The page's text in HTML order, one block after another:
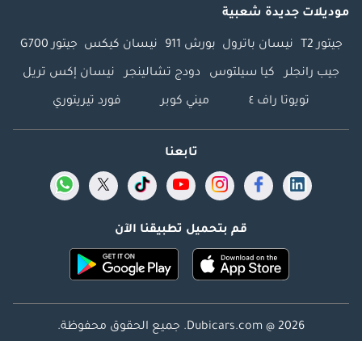
موديلات جديدة شعبية
جيتور T2 نيسان باترول بورش 911 نيسان كيكس جيتور G700
جيب رانجلر كيا سيلتوس دودج تشالينجر نيسان إكس تريل
تويوتا راف ٤ ميني كوبر فورد تيريتوري
تابعنا
قم بتحميل تطبيقنا الآن
Dubicars.com @ 2026. جميع الحقوق محفوظة.